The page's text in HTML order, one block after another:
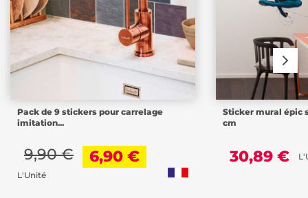
Pack de 9 stickers pour carrelage
imitation...
9,90 € 6,90 €
L'Unité
Sticker mural épic
cm
30,89 €